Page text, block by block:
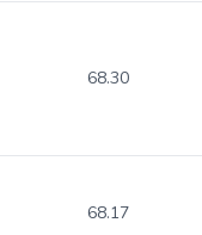
68.30
68.17